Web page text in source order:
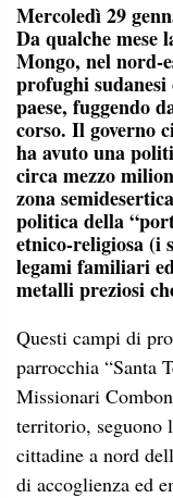
Mercoledì 29
Da qualche
Mongo, nel nord-
profughi
paese, fuggendo
corso. Il governo
ha avuto una
circa mezzo
zona
politica della
etnico-religiosa (i
legami familiari
metalli preziosi
Questi campi di
parrocchia “Santa
Missionari
territorio, seguono
cittadine a nord
di accoglienza ed